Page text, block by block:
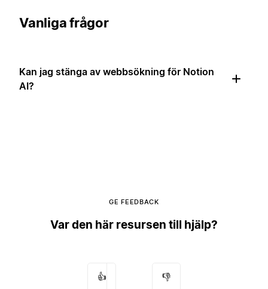
Vanliga frågor
Kan jag stänga av webbsökning för Notion
AI?
GE FEEDBACK
Var den här resursen till hjälp?
👍 👎